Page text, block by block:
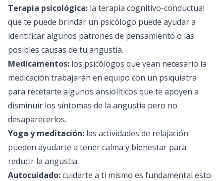
Terapia psicológica: la terapia cognitivo-conductual
que te puede brindar un psicólogo puede ayudar a
identificar algunos patrones de pensamiento o las
posibles causas de tu angustia.
Medicamentos: los psicólogos que vean necesario la
medicación trabajarán en equipo con un psiquiatra
para recetarte algunos ansiolíticos que te apoyen a
disminuir los síntomas de la angustia pero no
desaparecerlos.
Yoga y meditación: las actividades de relajación
pueden ayudarte a tener calma y bienestar para
reducir la angustia.
Autocuidado:cuidarte a ti mismo es fundamental esto